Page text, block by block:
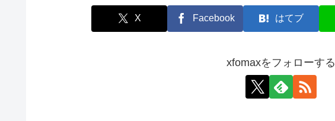
X Facebook はてブ
xfomaxをフォローする